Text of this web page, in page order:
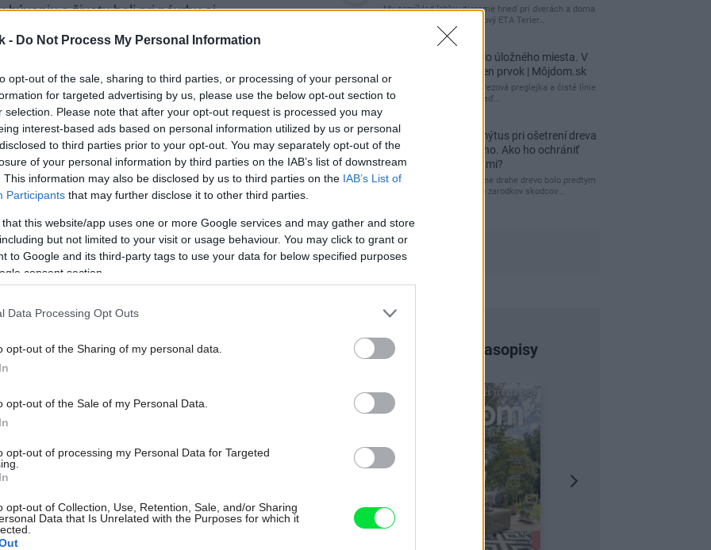
- Do Not Process My Personal Information
opt-out of the sale, sharing to third parties, or processing of your personal or
for targeted advertising by us, please use the below opt-out section to
selection. Please note that after your opt-out request is processed you may
interest-based ads based on personal information utilized by us or personal
to third parties prior to your opt-out. You may separately opt-out of the
of your personal information by third parties on the IAB’s list of downstream
This information may also be disclosed by us to third parties on the IAB’s List of
Participants that may further disclose it to other third parties.
that this website/app uses one or more Google services and may gather and store
but not limited to your visit or usage behaviour. You may click to grant or
to Google and its third-party tags to use your data for below specified purposes
consent section.
Data Processing Opt Outs
opt-out of the Sharing of my personal data.
opt-out of the Sale of my Personal Data.
opt-out of processing my Personal Data for Targeted
opt-out of Collection, Use, Retention, Sale, and/or Sharing
Data that Is Unrelated with the Purposes for which it
bývaniu a životu boli pri návrhu aj
dobrovoľníkov
do zelenej farby je perfektne
a objaví ju len ten, kto skutočne
interiéri nečakané prekvapenie
My napríklad labky utierame hneď pri dverách a doma
pred dvere používame tyčový ETA Terier…
Re: Takto sa rieši málo úložného miesta. V
tomto byte stačil jeden prvok | Môjdom.sk
Dizajn je to nádherný, tá brezová preglejka a čisté línie
vyzerajú super. Ale vždy, keď…
Re: Toto je najväčší mýtus pri ošetrení dreva
a môže vás vyjsť draho. Ako ho ochrániť
pred hnitím a škodcami?
clovek by cakal ze vysusene drahe drevo bolo predtym
naparovane aby sa zbavilo zarodkov skodcov...
Najnovšie časopisy